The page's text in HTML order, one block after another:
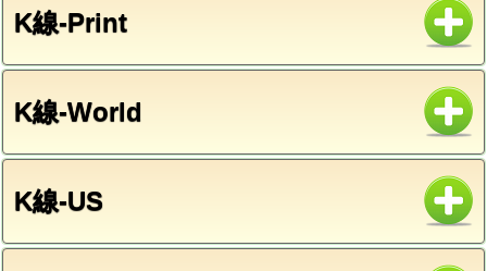
K線-Print
K線-World
K線-US